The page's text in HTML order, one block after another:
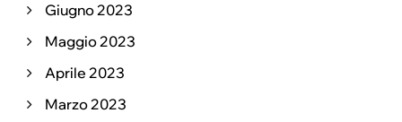
Giugno 2023
Maggio 2023
Aprile 2023
Marzo 2023